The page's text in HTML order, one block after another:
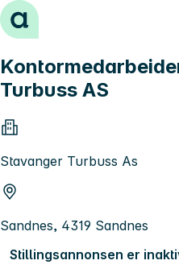
Hopp til innhold
Turbuss AS
Stavanger Turbuss As
Sandnes, 4319 Sandnes
Stillingsannonsen er